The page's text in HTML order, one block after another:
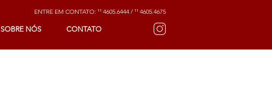
ENTRE EM CONTATO: ¹¹ 4605.6444 / ¹¹ 4605.4675
SOBRE NÓS CONTATO